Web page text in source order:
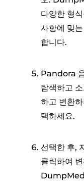
다양한 형
사항에 맞
합니다.
Pandora
탐색하고
하고 변환
택하세요.
선택한 후,
클릭하여